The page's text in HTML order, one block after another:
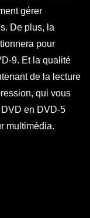
gérer
De plus, la
pour
9. Et la qualité
de la lecture
qui vous
DVD en DVD-5
multimédia.